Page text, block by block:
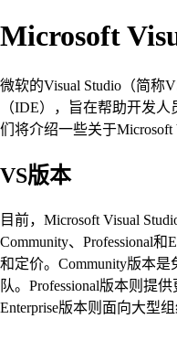
Microsoft
微软的Visual Studio（简称
（IDE），旨在帮助开发
们将介绍一些关于Microsoft
VS版本
目前，Microsoft Visual
Community、Professional
和定价。Community版本
队。Professional版本则提
Enterprise版本则面向大型